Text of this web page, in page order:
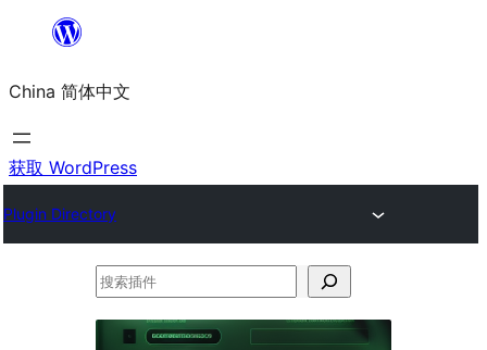
内
容
China 简体中文
获取 WordPress
Plugin Directory
搜